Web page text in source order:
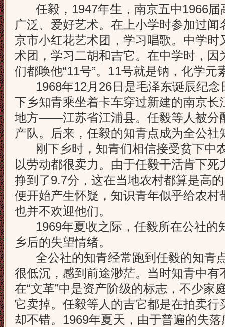
任毅，1947年生，南京五中1966届
广泛、爱好艺术。在上小学时参加过
京市小红花艺术团，学习唱歌。中学
术团，学习二胡和吉它。在中学时，
们都唤他“11号”。11号就是钠，化学元
1968年12月26日是毛泽东诞辰纪念
下乡知青乘坐着卡车穿过新建的南京长
地方——江苏省江浦县。任毅等人被分
产队。后来，任毅的知青点成为全公社
刚下乡时，知青们相信接受贫下中
以劳动都很卖力。由于任毅干活肯下
挣到了9.7分，这在当地农村都算是高
便开始产生怀疑，知识青年似乎给农村
也并不欢迎他们。
1969年夏收之际，任毅所在公社的
乡后的失望情绪。
全公社的知青经常跑到任毅的知青
很低沉，感到前途渺茫。当时知青中有
在“文革”中是资产阶级的标志，不少家
它卖掉。任毅等人的吉它都是在拍卖
却不错。1969年夏天，由于普遍的失